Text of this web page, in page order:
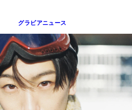
グラビアニュース